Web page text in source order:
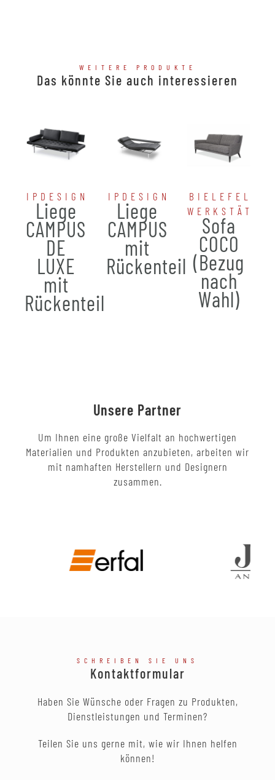
WEITERE PRODUKTE
Das könnte Sie auch interessieren
IPDESIGN
Liege
CAMPUS
DE
LUXE
mit
Rückenteil
IPDESIGN
Liege
CAMPUS
mit
Rückenteil
Sofa
COCO
(Bezug
nach
Wahl)
Unsere Partner
Um Ihnen eine große Vielfalt an hochwertigen
Materialien und Produkten anzubieten, arbeiten wir
mit namhaften Herstellern und Designern
zusammen.
SCHREIBEN SIE UNS
Kontaktformular
Haben Sie Wünsche oder Fragen zu Produkten,
Dienstleistungen und Terminen?
Teilen Sie uns gerne mit, wie wir Ihnen helfen
können!